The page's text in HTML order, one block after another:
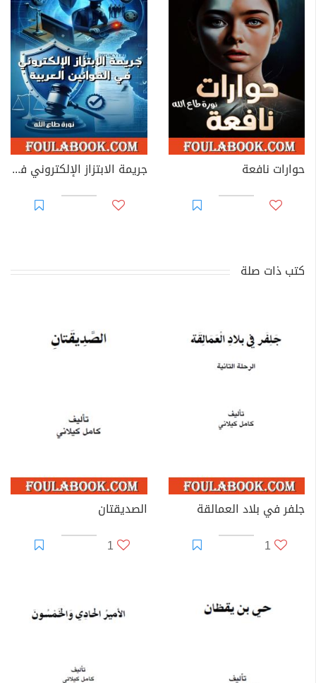
حوارات نافعة جريمة الابتزاز الإلكتروني في القوانين العربية
كتب ذات صلة
جلفر في بلاد العمالقة
1
الصديقتان
1